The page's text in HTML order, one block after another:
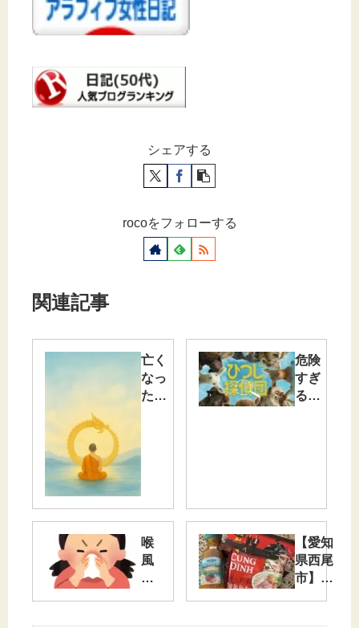
シェアする
rocoをフォローする
関連記事
亡く
なっ
た母
危険
すぎ
る誘
で悩
んで
いま
す🤣
喉
風
邪
【愛知
県西尾
市】ま